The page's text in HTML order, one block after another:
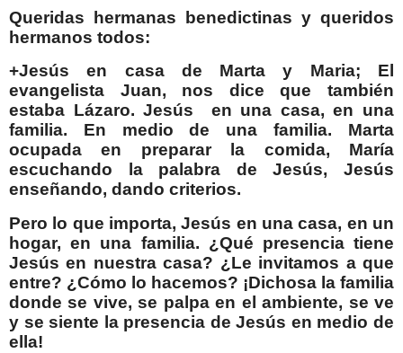
Queridas hermanas benedictinas y queridos
hermanos todos:
+Jesús en casa de Marta y Maria; El
evangelista Juan, nos dice que también
estaba Lázaro. Jesús
en una casa, en una
familia. En medio de una familia. Marta
ocupada en preparar la comida, María
escuchando la palabra de Jesús, Jesús
enseñando, dando criterios.
Pero lo que importa, Jesús en una casa, en un
hogar, en una familia. ¿Qué presencia tiene
Jesús en nuestra casa? ¿Le invitamos a que
entre? ¿Cómo lo hacemos? ¡Dichosa la familia
donde se vive, se palpa en el ambiente, se ve
y se siente la presencia de Jesús en medio de
ella!